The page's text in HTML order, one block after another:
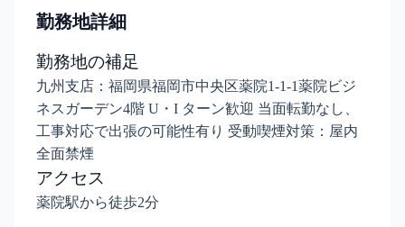
勤務地詳細
勤務地の補足
九州支店：福岡県福岡市中央区薬院1-1-1薬院ビジ
ネスガーデン4階 U・I ターン歓迎 当面転勤なし、
工事対応で出張の可能性有り 受動喫煙対策：屋内
全面禁煙
アクセス
薬院駅から徒歩2分